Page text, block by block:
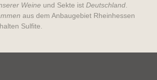
Weine und Sekte istDeutschland
aus dem Anbaugebiet Rheinhessen
Sulfite.